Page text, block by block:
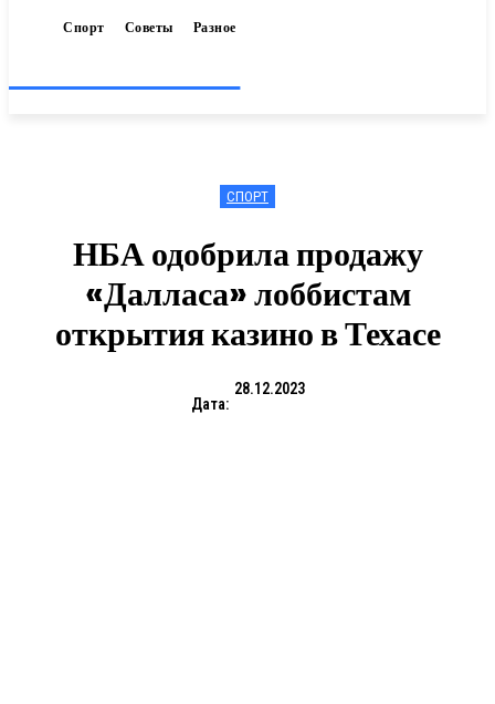
Спорт Советы Разное
СПОРТ
НБА одобрила продажу
«Далласа» лоббистам
открытия казино в Техасе
Дата:
28.12.2023